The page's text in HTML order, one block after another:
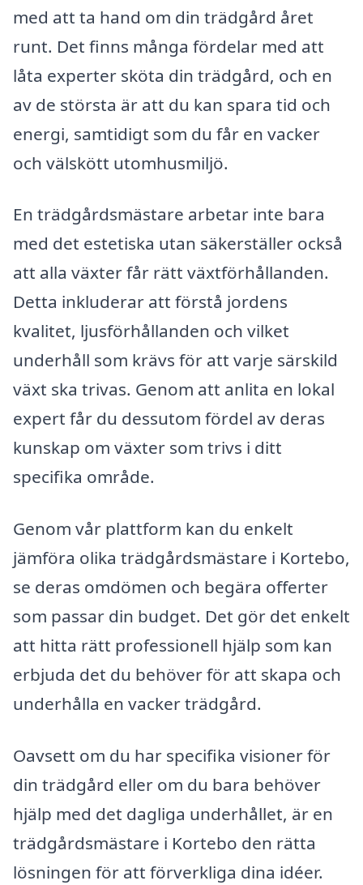
med att ta hand om din trädgård året
runt. Det finns många fördelar med att
låta experter sköta din trädgård, och en
av de största är att du kan spara tid och
energi, samtidigt som du får en vacker
och välskött utomhusmiljö.
En trädgårdsmästare arbetar inte bara
med det estetiska utan säkerställer också
att alla växter får rätt växtförhållanden.
Detta inkluderar att förstå jordens
kvalitet, ljusförhållanden och vilket
underhåll som krävs för att varje särskild
växt ska trivas. Genom att anlita en lokal
expert får du dessutom fördel av deras
kunskap om växter som trivs i ditt
specifika område.
Genom vår plattform kan du enkelt
jämföra olika trädgårdsmästare i Kortebo,
se deras omdömen och begära offerter
som passar din budget. Det gör det enkelt
att hitta rätt professionell hjälp som kan
erbjuda det du behöver för att skapa och
underhålla en vacker trädgård.
Oavsett om du har specifika visioner för
din trädgård eller om du bara behöver
hjälp med det dagliga underhållet, är en
trädgårdsmästare i Kortebo den rätta
lösningen för att förverkliga dina idéer.